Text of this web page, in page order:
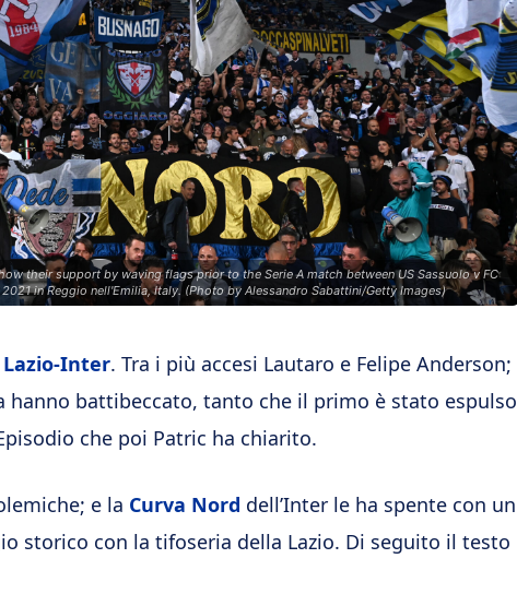
their support by waving flags prior to the Serie A match between US Sassuolo v FC
in Reggio nell'Emilia, Italy. (Photo by Alessandro Sabattini/Getty Images)
Lazio-Inter. Tra i più accesi Lautaro e Felipe Anderson;
hanno battibeccato, tanto che il primo è stato espulso
che poi Patric ha chiarito.
e la Curva Nord dell’Inter le ha spente con un
storico con la tifoseria della Lazio. Di seguito il testo